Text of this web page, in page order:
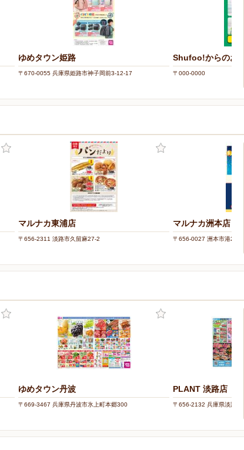
ゆめタウン姫路
〒670-0055 兵庫県姫路市神子岡前3-12-17
Shufoo!からのお
〒000-0000
マルナカ東浦店
〒656-2311 淡路市久留麻27-2
マルナカ洲本店
〒656-0027 洲本市港2-2
ゆめタウン丹波
〒669-3467 兵庫県丹波市氷上町本郷300
PLANT 淡路店
〒656-2132 兵庫県淡路市